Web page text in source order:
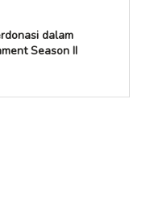
dalam
Season II